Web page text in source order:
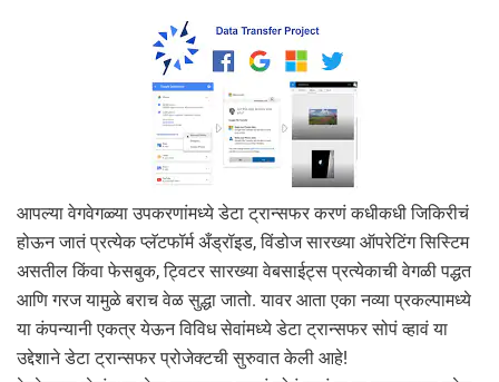
आपल्या वेगवेगळ्या उपकरणांमध्ये डेटा ट्रान्सफर करणं कधीकधी जिकिरीचं
होऊन जातं प्रत्येक प्लॅटफॉर्म अँड्रॉइड, विंडोज सारख्या ऑपरेटिंग सिस्टिम
असतील किंवा फेसबुक, ट्विटर सारख्या वेबसाईट्स प्रत्येकाची वेगळी पद्धत
आणि गरज यामुळे बराच वेळ सुद्धा जातो. यावर आता एका नव्या प्रकल्पामध्ये
या कंपन्यानी एकत्र येऊन विविध सेवांमध्ये डेटा ट्रान्सफर सोपं व्हावं या
उद्देशाने डेटा ट्रान्सफर प्रोजेक्टची सुरुवात केली आहे!